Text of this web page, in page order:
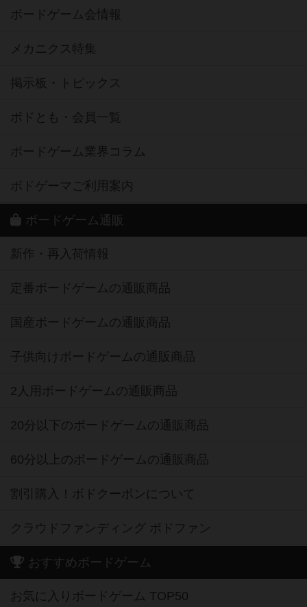
ボードゲーム会情報
メカニクス特集
掲示板・トピックス
ボドとも・会員一覧
ボードゲーム業界コラム
ボドゲーマご利用案内
ボードゲーム通販
新作・再入荷情報
定番ボードゲームの通販商品
国産ボードゲームの通販商品
子供向けボードゲームの通販商品
2人用ボードゲームの通販商品
20分以下のボードゲームの通販商品
60分以上のボードゲームの通販商品
割引購入！ボドクーポンについて
クラウドファンディング ボドファン
おすすめボードゲーム
お気に入りボードゲーム TOP50